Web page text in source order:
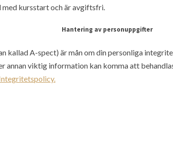
med kursstart och är avgiftsfri.
Hantering av personuppgifter
kallad A-spect) är mån om din personliga
viktig information kan komma att